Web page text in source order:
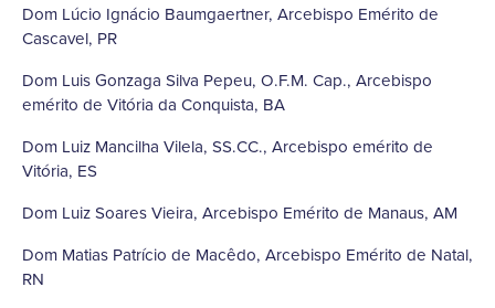
Dom Lúcio Ignácio Baumgaertner, Arcebispo Emérito de
Cascavel, PR
Dom Luis Gonzaga Silva Pepeu, O.F.M. Cap., Arcebispo
emérito de Vitória da Conquista, BA
Dom Luiz Mancilha Vilela, SS.CC., Arcebispo emérito de
Vitória, ES
Dom Luiz Soares Vieira, Arcebispo Emérito de Manaus, AM
Dom Matias Patrício de Macêdo, Arcebispo Emérito de Natal,
RN